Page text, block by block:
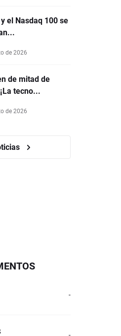
el Nasdaq 100 se
de 2026
de mitad de
tecno...
de 2026
-